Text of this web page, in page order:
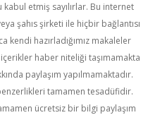
etmiş sayılırlar. Bu internet
şahıs şirketi ile hiçbir bağlantısı
kendi hazırladığımız makaleler
haber niteliği taşımamakta
paylaşım yapılmamaktadır.
tamamen tesadüfidir.
ücretsiz bir bilgi paylaşım